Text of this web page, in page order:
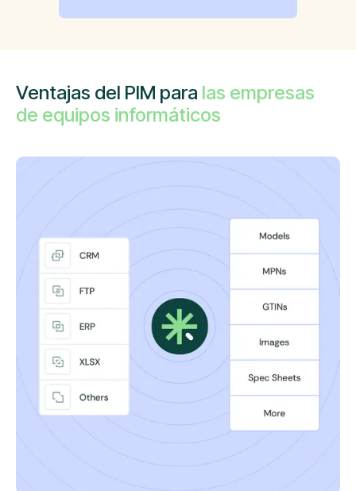
Ventajas del PIM para las empresas
de equipos informáticos